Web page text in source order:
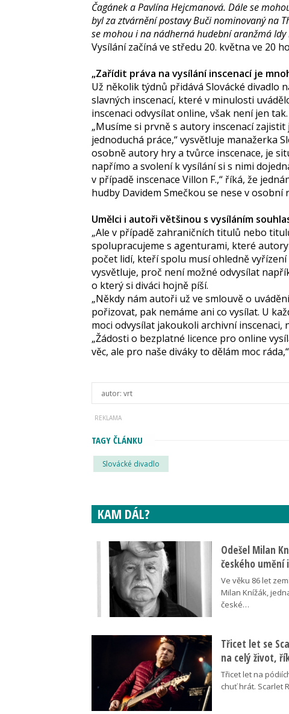
Čagánek a Pavlína Hejcmanová. Dále se
byl za ztvárnění postavy Buči nominovaný na
se mohou i na nádherná hudební aranžmá Idy
Vysílání začíná ve středu 20. května ve 20
„Zařídit práva na vysílání inscenací je
Už několik týdnů přidává Slovácké divadlo
slavných inscenací, které v minulosti
inscenaci odvysílat online, však není jen tak.
„Musíme si prvně s autory inscenací
jednoduchá práce,“ vysvětluje manažerka
osobně autory hry a tvůrce inscenace, je
napřímo a svolení k vysílání si s nimi
v případě inscenace Villon F.,“ říká, že
hudby Davidem Smečkou se nese v osobní
Umělci i autoři většinou s vysíláním
„Ale v případě zahraničních titulů nebo
spolupracujeme s agenturami, které
počet lidí, kteří spolu musí ohledně
vysvětluje, proč není možné odvysílat
o který si diváci hojně píší.
„Někdy nám autoři už ve smlouvě o
pořizovat, pak nemáme ani co vysílat. U
moci odvysílat jakoukoli archivní inscenaci,
„Žádosti o bezplatné licence pro online
věc, ale pro naše diváky to dělám moc
autor: vrt
TAGY ČLÁNKU
Slovácké divadlo
KAM DÁL?
Odešel Milan
českého umění
Ve věku 86 let
Milan Knížák,
české…
Třicet let se
na celý život,
Třicet let na
chuť hrát. Scarlet